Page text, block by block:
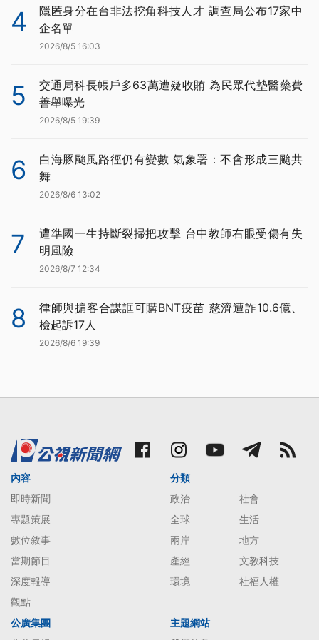
4
隱匿身分在台非法挖角科技人才 調查局公布17家中
企名單
2026/8/5 16:03
5
交通局科長帳戶多63萬遭疑收賄 為民眾代墊醫藥費
善舉曝光
2026/8/5 19:39
6
白海豚颱風路徑仍有變數 氣象署：不會形成三颱共
舞
2026/8/6 13:02
7
遭準國一生持斷裂掃把攻擊 台中教師右眼受傷有失
明風險
2026/8/7 12:34
8
律師與掮客合謀誆可購BNT疫苗 慈濟遭詐10.6億、
檢起訴17人
2026/8/6 19:39
內容
即時新聞
專題策展
數位敘事
當期節目
深度報導
觀點
分類
政治
社會
全球
生活
兩岸
地方
產經
文教科技
環境
社福人權
公廣集團
主題網站